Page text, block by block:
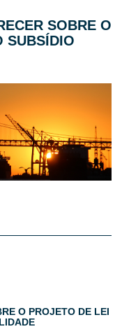
SOBRE O
SUBSÍDIO
O PROJETO DE LEI